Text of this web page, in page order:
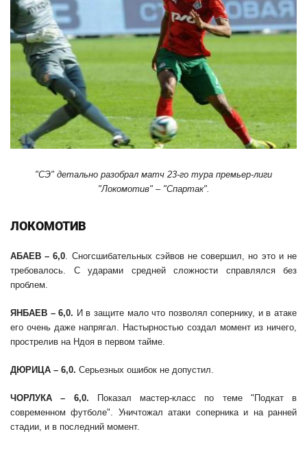
"СЭ" детально разобрал матч 23-го тура премьер-лиги
"Локомотив" – "Спартак".
ЛОКОМОТИВ
АБАЕВ – 6,0. Сногсшибательных сэйвов не совершил, но это и не
требовалось. С ударами средней сложности справлялся без
проблем.
ЯНБАЕВ – 6,0. И в защите мало что позволял сопернику, и в атаке
его очень даже напрягал. Настырностью создал момент из ничего,
прострелив на Ндоя в первом тайме.
ДЮРИЦА – 6,0. Серьезных ошибок не допустил.
ЧОРЛУКА – 6,0. Показал мастер-класс по теме "Подкат в
современном футболе". Уничтожал атаки соперника и на ранней
стадии, и в последний момент.